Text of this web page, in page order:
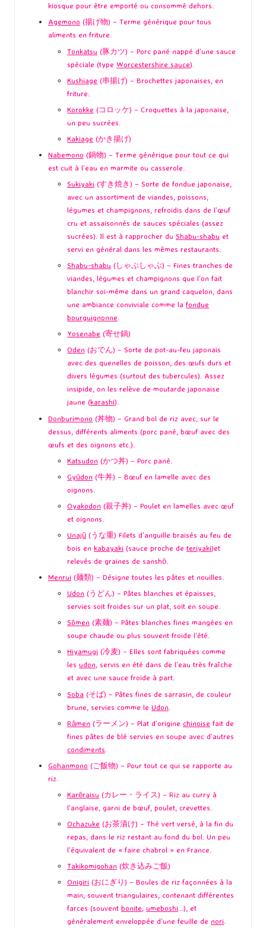
kiosque pour être emporté ou consommé dehors.
Agemono (揚げ物) – Terme générique pour tous
aliments en friture.
Tonkatsu (豚カツ) – Porc pané nappé d’une sauce
spéciale (type Worcestershire sauce).
Kushiage (串揚げ) – Brochettes japonaises, en
friture.
Korokke (コロッケ) – Croquettes à la japonaise,
un peu sucrées.
Kakiage (かき揚げ)
Nabemono (鍋物) – Terme générique pour tout ce qui
est cuit à l’eau en marmite ou casserole.
Sukiyaki (すき焼き) – Sorte de fondue japonaise,
avec un assortiment de viandes, poissons,
légumes et champignons, refroidis dans de l’œuf
cru et assaisonnés de sauces spéciales (assez
sucrées). Il est à rapprocher du Shabu-shabu et
servi en général dans les mêmes restaurants.
Shabu-shabu (しゃぶしゃぶ) – Fines tranches de
viandes, légumes et champignons que l’on fait
blanchir soi-même dans un grand caquelon, dans
une ambiance conviviale comme la fondue
bourguignonne.
Yosenabe (寄せ鍋)
Oden (おでん) – Sorte de pot-au-feu japonais
avec des quenelles de poisson, des œufs durs et
divers légumes (surtout des tubercules). Assez
insipide, on les relève de moutarde japonaise
jaune (karashi).
Donburimono (丼物) – Grand bol de riz avec, sur le
dessus, différents aliments (porc pané, bœuf avec des
œufs et des oignons etc.).
Katsudon (かつ丼) – Porc pané.
Gyūdon (牛丼) – Bœuf en lamelle avec des
oignons.
Oyakodon (親子丼) – Poulet en lamelles avec œuf
et oignons.
Unajū (うな重) Filets d’anguille braisés au feu de
bois en kabayaki (sauce proche de teriyaki)et
relevés de graines de sanshō.
Menrui (麺類) – Désigne toutes les pâtes et nouilles.
Udon (うどん) – Pâtes blanches et épaisses,
servies soit froides sur un plat, soit en soupe.
Sômen (素麺) – Pâtes blanches fines mangées en
soupe chaude ou plus souvent froide l’été.
Hiyamugi (冷麦) – Elles sont fabriquées comme
les udon, servis en été dans de l’eau très fraîche
et avec une sauce froide à part.
Soba (そば) – Pâtes fines de sarrasin, de couleur
brune, servies comme le Udon
Rāmen (ラーメン) – Plat d’origine chinoise fait de
fines pâtes de blé servies en soupe avec d’autres
condiments
Gohanmono (ご飯物) – Pour tout ce qui se rapporte au
riz.
Karēraisu (カレー・ライス) – Riz au curry à
l’anglaise, garni de bœuf, poulet, crevettes.
Ochazuke (お茶漬け) – Thé vert versé, à la fin du
repas, dans le riz restant au fond du bol. Un peu
l’équivalent de « faire chabrol » en France.
Takikomigohan (炊き込みご飯)
Onigiri (おにぎり) – Boules de riz façonnées à la
main, souvent triangulaires, contenant différentes
farces (souvent bonite umeboshi …), et
généralement enveloppée d’une feuille de nori